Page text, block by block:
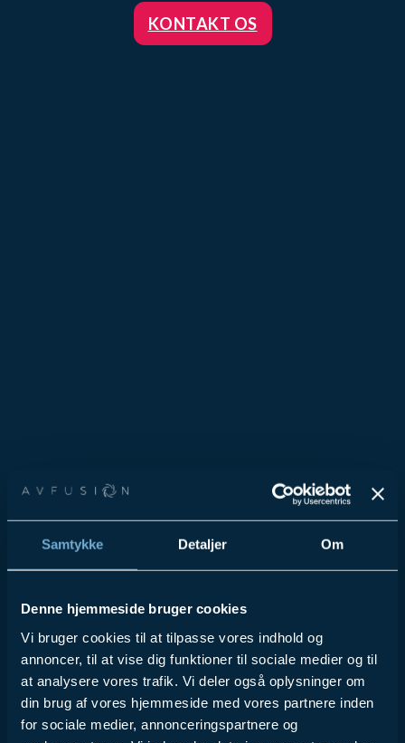
Samtykke Detaljer Om
Denne hjemmeside bruger cookies
Vi bruger cookies til at tilpasse vores indhold og
annoncer, til at vise dig funktioner til sociale medier og til
at analysere vores trafik. Vi deler også oplysninger om
din brug af vores hjemmeside med vores partnere inden
for sociale medier, annonceringspartnere og
KONTAKT OS